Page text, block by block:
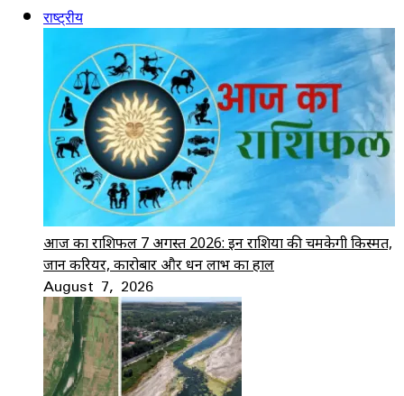
राष्ट्रीय
आज का राशिफल 7 अगस्त 2026: इन राशियों की चमकेगी किस्मत,
जानें करियर, कारोबार और धन लाभ का हाल
August 7, 2026